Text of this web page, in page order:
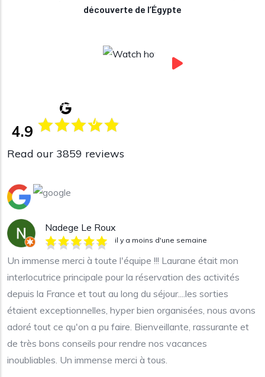
découverte de l’Égypte
Watch how
Hurghada For You
4.9
Read our 3859 reviews
Nadege Le Roux
il y a moins d'une semaine
Un immense merci à toute l'équipe !!! Laurane était mon
interlocutrice principale pour la réservation des activités
depuis la France et tout au long du séjour....les sorties
étaient exceptionnelles, hyper bien organisées, nous avons
adoré tout ce qu'on a pu faire. Bienveillante, rassurante et
de très bons conseils pour rendre nos vacances
inoubliables. Un immense merci à tous.